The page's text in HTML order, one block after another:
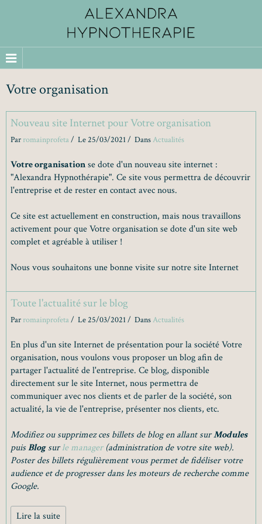
Votre organisation
Nouveau site Internet pour Votre organisation
Par romainprofeta Le 25/03/2021 DansActualités
Votre organisationse dote d'un nouveau site internet :
"Alexandra Hypnothérapie". Ce site vous permettra de découvrir
l'entreprise et de rester en contact avec nous.
Ce site est actuellement en construction, mais nous travaillons
activement pour que Votre organisation se dote d'un site web
complet et agréable à utiliser !
Nous vous souhaitons une bonne visite sur notre site Internet
Toute l'actualité sur le blog
Par romainprofeta Le 25/03/2021 DansActualités
En plus d'un site Internet de présentation pour la société Votre
organisation, nous voulons vous proposer un blog afin de
partager l'actualité de l'entreprise. Ce blog, disponible
directement sur le site Internet, nous permettra de
communiquer avec nos clients et de parler de la société, son
actualité, la vie de l'entreprise, présenter nos clients, etc.
Modifiez ou supprimez ces billets de blog en allant surModules
puisBlogsurle manager(administration de votre site web).
Poster des billets régulièrement vous permet de fidéliser votre
audience et de progresser dans les moteurs de recherche comme
Google.
Lire la suite